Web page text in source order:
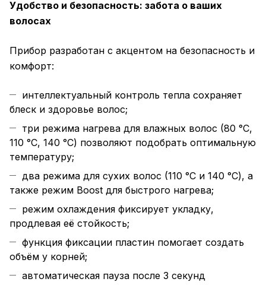
Удобство и безопасность: забота о ваших
волосах
Прибор разработан с акцентом на безопасность и
комфорт:
интеллектуальный контроль тепла сохраняет
блеск и здоровье волос;
три режима нагрева для влажных волос (80 °C,
110 °C, 140 °C) позволяют подобрать оптимальную
температуру;
два режима для сухих волос (110 °C и 140 °C), а
также режим Boost для быстрого нагрева;
режим охлаждения фиксирует укладку,
продлевая её стойкость;
функция фиксации пластин помогает создать
объём у корней;
автоматическая пауза после 3 секунд